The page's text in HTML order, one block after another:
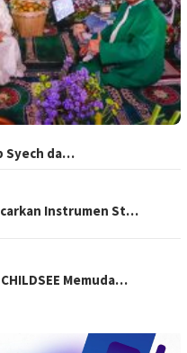
Syech da…
Instrumen St…
Memuda…